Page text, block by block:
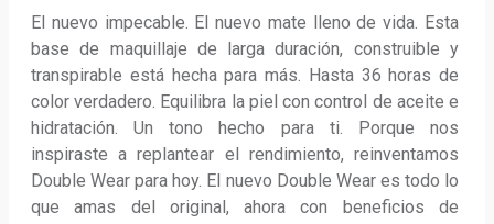
El nuevo impecable. El nuevo mate lleno de vida. Esta
base de maquillaje de larga duración, construible y
transpirable está hecha para más. Hasta 36 horas de
color verdadero. Equilibra la piel con control de aceite e
hidratación. Un tono hecho para ti. Porque nos
inspiraste a replantear el rendimiento, reinventamos
Double Wear para hoy. El nuevo Double Wear es todo lo
que amas del original, ahora con beneficios de